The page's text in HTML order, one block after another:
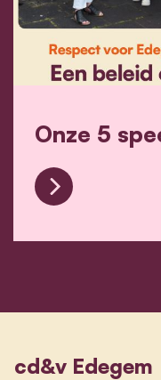
Onze 5
Onze 5
cd&v Edegem